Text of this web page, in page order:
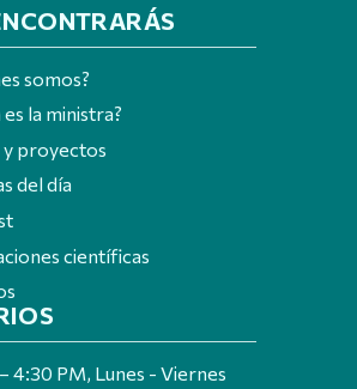
somos?
es la ministra?
y proyectos
del día
científicas
4:30 PM, Lunes - Viernes